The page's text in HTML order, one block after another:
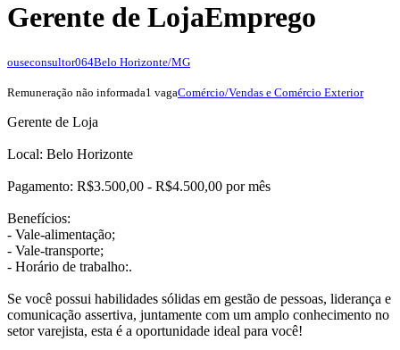
Gerente de LojaEmprego
ouseconsultor064Belo Horizonte/MG
Remuneração não informada1 vagaComércio/Vendas e Comércio Exterior
Gerente de Loja
Local: Belo Horizonte
Pagamento: R$3.500,00 - R$4.500,00 por mês
Benefícios:
- Vale-alimentação;
- Vale-transporte;
- Horário de trabalho:.
Se você possui habilidades sólidas em gestão de pessoas, liderança e
comunicação assertiva, juntamente com um amplo conhecimento no
setor varejista, esta é a oportunidade ideal para você!